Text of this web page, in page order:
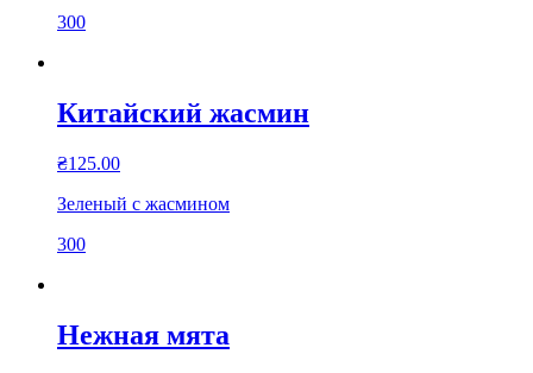
300
Китайский жасмин
₴125.00
Зеленый с жасмином
300
Нежная мята